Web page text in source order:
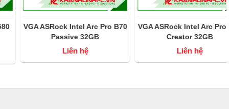
VGA ASRock Intel Arc Pro B70
Passive 32GB
Liên hệ
VGA ASRock Intel Arc Pro B70
Creator 32GB
Liên hệ